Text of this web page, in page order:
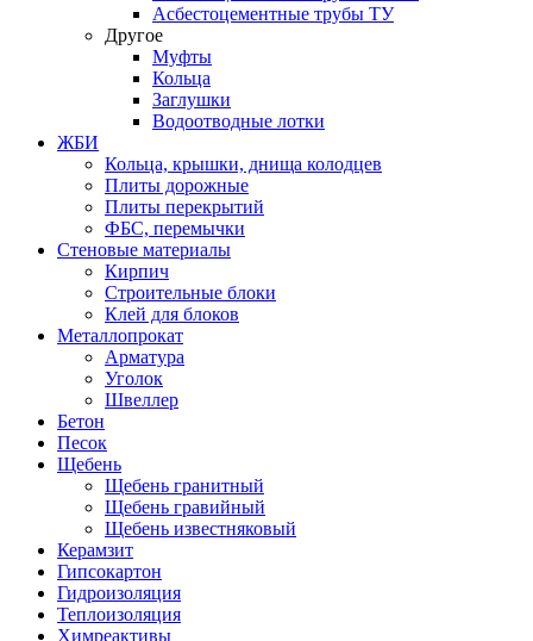
Асбестоцементные трубы ТУ
Другое
Муфты
Кольца
Заглушки
Водоотводные лотки
ЖБИ
Кольца, крышки, днища колодцев
Плиты дорожные
Плиты перекрытий
ФБС, перемычки
Стеновые материалы
Кирпич
Строительные блоки
Клей для блоков
Металлопрокат
Арматура
Уголок
Швеллер
Бетон
Песок
Щебень
Щебень гранитный
Щебень гравийный
Щебень известняковый
Керамзит
Гипсокартон
Гидроизоляция
Теплоизоляция
Химреактивы